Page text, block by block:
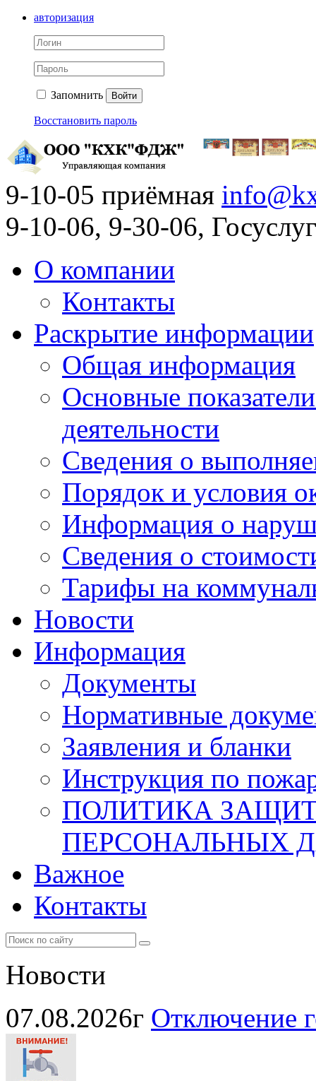
авторизация
Запомнить Войти
Восстановить пароль
9-10-05 приёмная
9-10-06, 9-30-06,
О компании
Контакты
Раскрытие информации
Общая информация
Основные
деятельности
Сведения о
Порядок и условия
Информация о
Сведения о
Тарифы на
Новости
Информация
Документы
Нормативные
Заявления и бланки
Инструкция по
ПОЛИТИКА
ПЕРСОНАЛЬНЫХ
Важное
Контакты
Новости
07.08.2026г Отключение